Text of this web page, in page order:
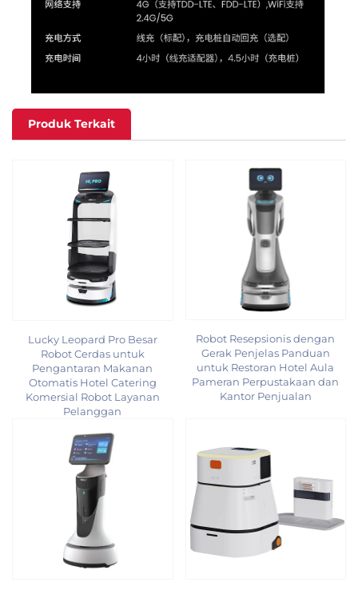
Produk Terkait
Lucky Leopard Pro Besar
Robot Cerdas untuk
Pengantaran Makanan
Otomatis Hotel Catering
Komersial Robot Layanan
Pelanggan
Robot Resepsionis dengan
Gerak Penjelas Panduan
untuk Restoran Hotel Aula
Pameran Perpustakaan dan
Kantor Penjualan